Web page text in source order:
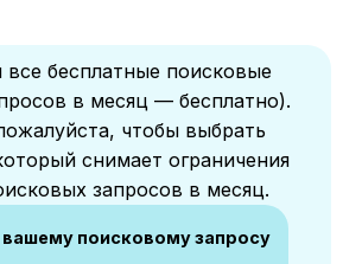
все бесплатные поисковые
в месяц — бесплатно).
чтобы выбрать
снимает ограничения
запросов в месяц.
поисковому запросу